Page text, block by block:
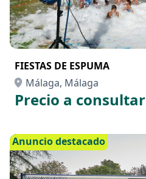
FIESTAS DE ESPUMA
Málaga, Málaga
Precio a consultar
Anuncio destacado